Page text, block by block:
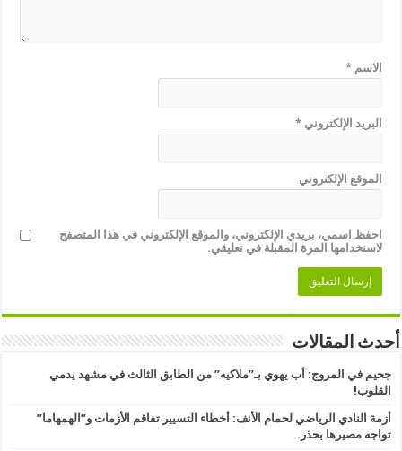
الاسم*
البريد الإلكتروني*
الموقع الإلكتروني
احفظ اسمي، بريدي الإلكتروني، والموقع الإلكتروني في هذا المتصفح
لاستخدامها المرة المقبلة في تعليقي.
أحدث المقالات
جحيم في المروج: أب يهوي بـ”ملاكيه” من الطابق الثالث في مشهد يدمي
القلوب!
أزمة النادي الرياضي لحمام الأنف: أخطاء التسيير تفاقم الأزمات و”الهمهاما”
تواجه مصيرها بحذر.